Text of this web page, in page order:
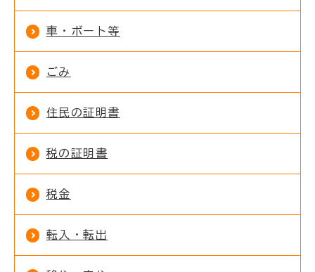
車・ボート等
ごみ
住民の証明書
税の証明書
税金
転入・転出